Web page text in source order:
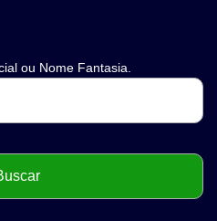
ou Nome Fantasia.